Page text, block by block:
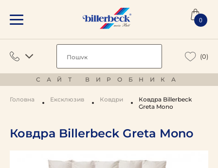
0
(0)
САЙТ ВИРОБНИКА
Головна Ексклюзив Ковдри
Ковдра Billerbeck
Greta Mono
Ковдра Billerbeck Greta Mono